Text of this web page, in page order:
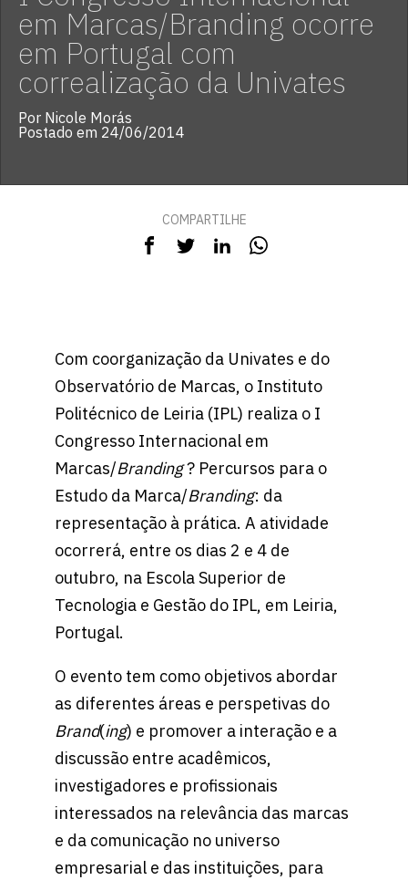
em Marcas/Branding ocorre
em Portugal com
correalização da Univates
Por Nicole Morás
Postado em 24/06/2014
COMPARTILHE
Com coorganização da Univates e do
Observatório de Marcas, o Instituto
Politécnico de Leiria (IPL) realiza o I
Congresso Internacional em
Marcas/Branding? Percursos para o
Estudo da Marca/Branding: da
representação à prática. A atividade
ocorrerá, entre os dias 2 e 4 de
outubro, na Escola Superior de
Tecnologia e Gestão do IPL, em Leiria,
Portugal.
O evento tem como objetivos abordar
as diferentes áreas e perspetivas do
Brand(ing) e promover a interação e a
discussão entre acadêmicos,
investigadores e profissionais
interessados na relevância das marcas
e da comunicação no universo
empresarial e das instituições, para